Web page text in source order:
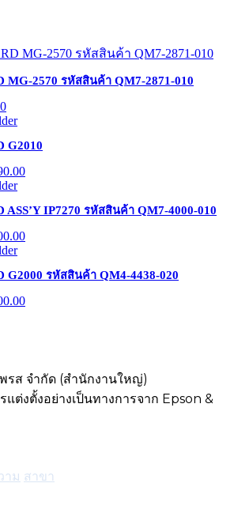
MG-2570 รหัสสินค้า QM7-2871-010
Current
price
฿900.00.
G2010
Current
฿1,590.00.
IP7270 รหัสสินค้า QM7-4000-010
Current
฿1,200.00.
G2000 รหัสสินค้า QM4-4438-020
Current
รส จำกัด (สำนักงานใหญ่)
ต่งตั้งอย่างเป็นทางการจาก Epson &
าม สาขา